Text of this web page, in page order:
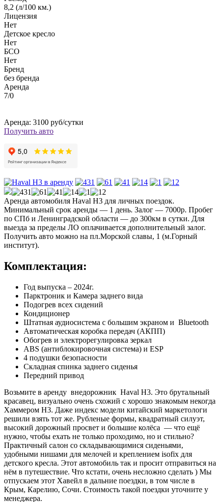
8,2 (л/100 км.)
Лицензия
Нет
Детское кресло
Нет
БСО
Нет
Бренд
без бренда
Аренда
7/0
Аренда: 3100 руб/сутки
Получить авто
Аренда автомобиля Haval H3 для личных поездок.
Минимальный срок аренды — 1 день. Залог — 7000р. Пробег
по СПб и Ленинградской области — до 300км в сутки. Для
выезда за пределы ЛО оплачивается дополнительный залог.
Получить авто можно на пл.Морской славы, 1 (м.Горный
институт).
Комплектация:
Год выпуска – 2024г.
Парктроник и Камера заднего вида
Подогрев всех сидений
Кондиционер
Штатная аудиосистема с большим экраном и Bluetooth
Автоматическая коробка передач (АКПП)
Обогрев и электрорегулировка зеркал
ABS (антиблокировочная система) и ESP
4 подушки безопасности
Складная спинка заднего сиденья
Передний привод
Возьмите в аренду внедорожник Haval H3. Это брутальный
красавец, визуально очень схожий с хорошо знакомым некогда
Хаммером H3. Даже индекс модели китайский маркетологи
решили взять тот же. Рубленые формы, квадратный силуэт,
высокий дорожный просвет и большие колёса — что ещё
нужно, чтобы ехать не только проходимо, но и стильно?
Практичный салон со складывающимися сиденьями,
удобными нишами для мелочей и креплением isofix для
детского кресла. Этот автомобиль так и просит отправиться на
нём в путешествие. Что кстати, очень несложно сделать ) Мы
отпускаем этот Хавейл в дальние поездки, в том числе в
Крым, Карелию, Сочи. Стоимость такой поездки уточните у
менеджера.